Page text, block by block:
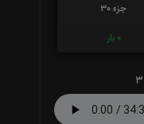
جزء 30
0 بار